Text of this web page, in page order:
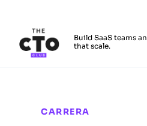
Build SaaS teams
that scale.
CARRERA